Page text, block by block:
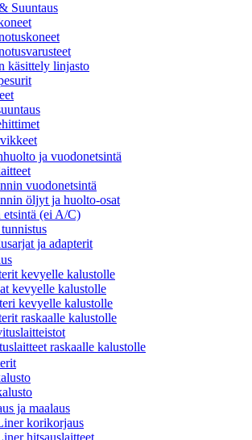
Suuntaus
käsittely linjasto
ja vuodonetsintä
vuodonetsintä
öljyt ja huolto-osat
etsintä (ei A/C)
ja adapterit
kevyelle kalustolle
kevyelle kalustolle
kevyelle kalustolle
raskaalle kalustolle
raskaalle kalustolle
ja maalaus
korikorjaus
hitsauslaitteet